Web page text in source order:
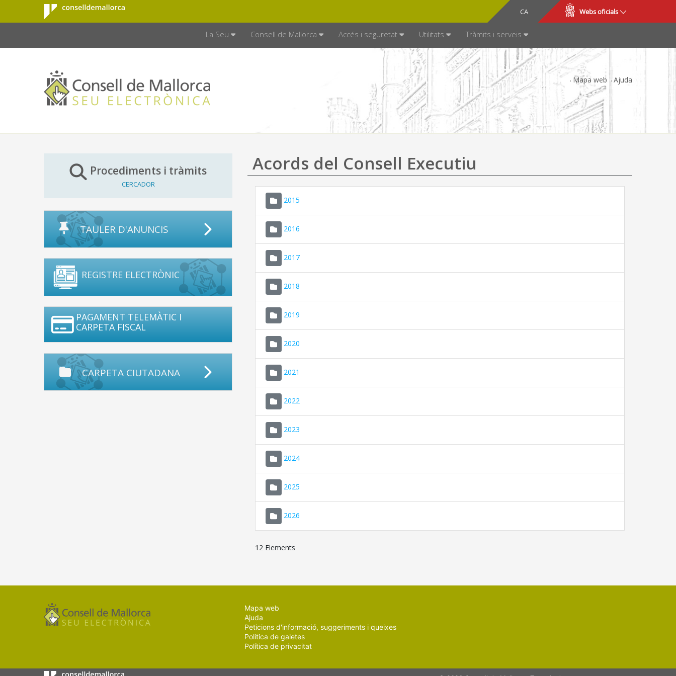
Salta al contingut principal
Consell de
Mallorca
CA
ES Webs oficials
La Seu Consell de Mallorca Accés i seguretat Utilitats Tràmits i serveis
Mapa web Ajuda
Procediments i tràmits
CERCADOR
TAULER D'ANUNCIS
REGISTRE ELECTRÒNIC
PAGAMENT TELEMÀTIC I
CARPETA FISCAL
CARPETA CIUTADANA
Acords del Consell Executiu
2015
2016
2017
2018
2019
2020
2021
2022
2023
2024
2025
2026
12 Elements
Mapa web
Ajuda
Peticions d'informació, suggeriments i queixes
Política de galetes
Política de privacitat